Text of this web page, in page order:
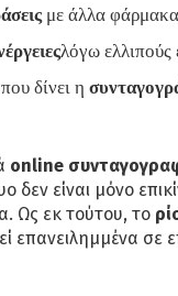
με άλλα φάρμακα
λόγω ελλιπούς
δίνει η
online
δεν είναι μόνο
Ως εκ τούτου, το
επανειλημμένα σε